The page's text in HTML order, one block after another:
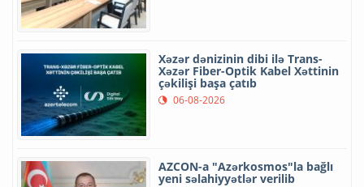
Xəzər dənizinin dibi ilə Trans-
Xəzər Fiber-Optik Kabel Xəttinin
çəkilişi başa çatıb
06-08-2026
AZCON-a "Azərkosmos"la bağlı
yeni səlahiyyətlər verilib